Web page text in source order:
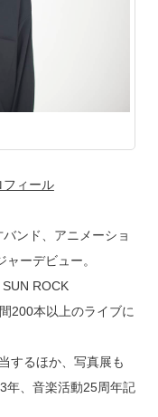
フィール
ンド、アニメーショ
ーデビュー。
SUN ROCK
200本以上のライブに
するほか、写真展も
年、音楽活動25周年記